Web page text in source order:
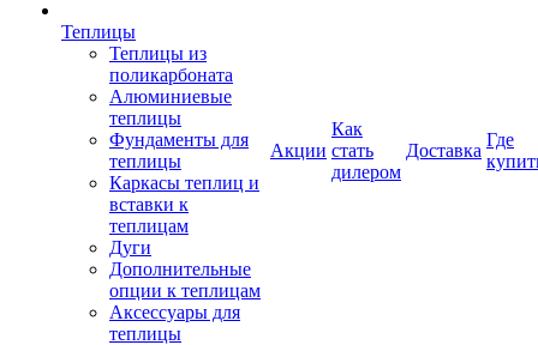
Теплицы
Теплицы из
поликарбоната
Алюминиевые
теплицы
Фундаменты для
теплицы
Каркасы теплиц и
вставки к
теплицам
Дуги
Дополнительные
опции к теплицам
Аксессуары для
теплицы
Акции
Как
стать
дилером
Доставка
Где